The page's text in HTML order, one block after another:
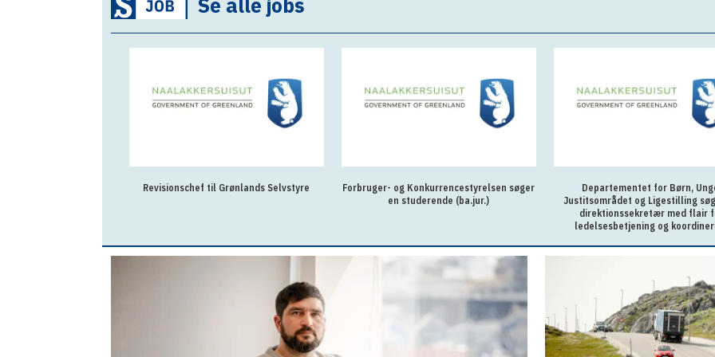
Revisionschef til Grønlands Selvstyre
Forbruger- og Konkurrencestyrelsen søger
en studerende (ba.jur.)
Departementet for Børn,
Justitsområdet og Ligestilling
direktionssekretær med flair
ledelsesbetjening og